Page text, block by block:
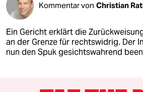
Kommentar von Christian
Ein Gericht erklärt die
an der Grenze für rechtswidrig. Der
nun den Spuk gesichtswahrend